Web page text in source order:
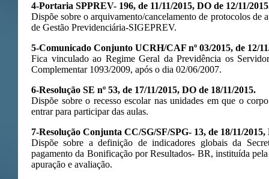
4-Portaria SPPREV- 196, de 11/11/2015, DO de 12/11/
Dispõe sobre o arquivamento/cancelamento de protocolos de
de Gestão Previdenciária-SIGEPREV.
5-Comunicado Conjunto UCRH/CAF nº 03/2015, de 12/
Fica vinculado ao Regime Geral da Previdência os
Complementar 1093/2009, após o dia 02/06/2007.
6-Resolução SE nº 53, de 17/11/2015, DO de 18/11/2015.
Dispõe sobre o recesso escolar nas unidades em que o
entrar para participar das aulas.
7-Resolução Conjunta CC/SG/SF/SPG- 13, de 18/11/2015,
Dispõe sobre a definição de indicadores globais da
pagamento da Bonificação por Resultados- BR, instituída
apuração e avaliação.